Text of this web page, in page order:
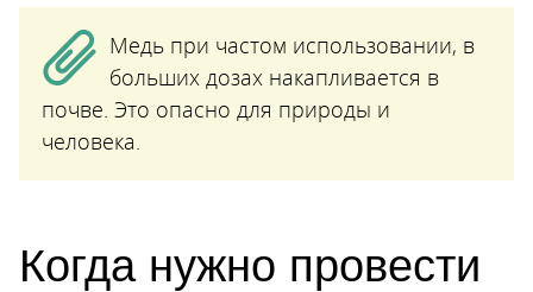
Медь при частом использовании, в
больших дозах накапливается в
почве. Это опасно для природы и
человека.
Когда нужно провести